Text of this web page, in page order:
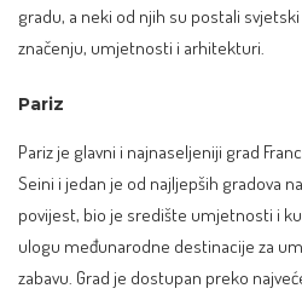
gradu, a neki od njih su postali
značenju, umjetnosti i arhitekturi.
Pariz
Pariz je glavni i najnaseljeniji grad
Seini i jedan je od najljepših gradova
povijest, bio je središte umjetnosti i
ulogu međunarodne destinacije za
zabavu. Grad je dostupan preko